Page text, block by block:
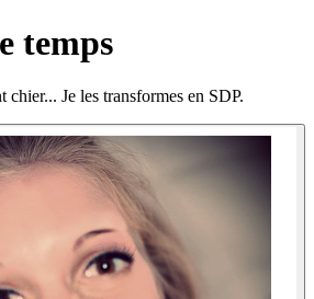
temps
chier... Je les transformes en SDP.